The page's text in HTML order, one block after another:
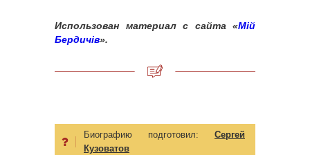
Использован материал с сайта «Мій
Бердичів».
Биографию подготовил: Сергей
Кузоватов